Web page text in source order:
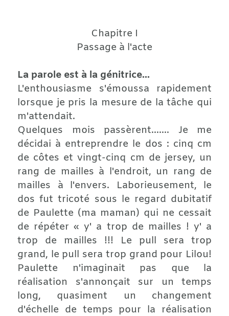
Chapitre I
Passage à l'acte
La parole est à la génitrice...
L'enthousiasme s'émoussa rapidement
lorsque je pris la mesure de la tâche qui
m'attendait.
Quelques mois passèrent....... Je me
décidai à entreprendre le dos : cinq cm
de côtes et vingt-cinq cm de jersey, un
rang de mailles à l'endroit, un rang de
mailles à l'envers. Laborieusement, le
dos fut tricoté sous le regard dubitatif
de Paulette (ma maman) qui ne cessait
de répéter « y' a trop de mailles ! y' a
trop de mailles !!! Le pull sera trop
grand, le pull sera trop grand pour Lilou!
Paulette n'imaginait pas que la
réalisation s'annonçait sur un temps
long, quasiment un changement
d'échelle de temps pour la réalisation